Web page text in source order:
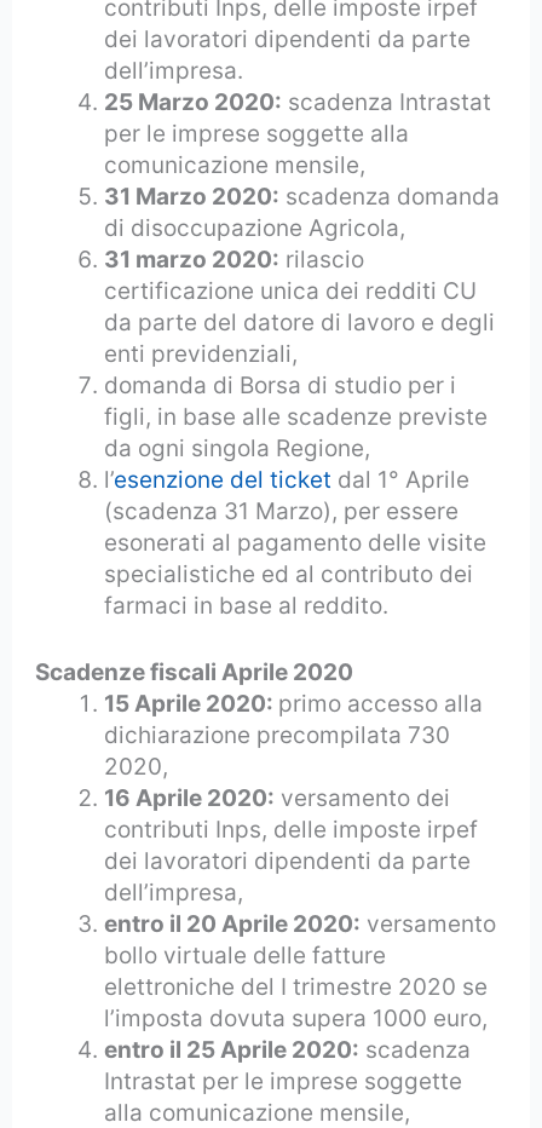
contributi Inps, delle imposte irpef
dei lavoratori dipendenti da parte
dell’impresa.
25 Marzo 2020: scadenza Intrastat
per le imprese soggette alla
comunicazione mensile,
31 Marzo 2020: scadenza domanda
di disoccupazione Agricola,
31 marzo 2020: rilascio
certificazione unica dei redditi CU
da parte del datore di lavoro e degli
enti previdenziali,
domanda di Borsa di studio per i
figli, in base alle scadenze previste
da ogni singola Regione,
l’esenzione del ticket dal 1° Aprile
(scadenza 31 Marzo), per essere
esonerati al pagamento delle visite
specialistiche ed al contributo dei
farmaci in base al reddito.
Scadenze fiscali Aprile 2020
15 Aprile 2020: primo accesso alla
dichiarazione precompilata 730
2020,
16 Aprile 2020: versamento dei
contributi Inps, delle imposte irpef
dei lavoratori dipendenti da parte
dell’impresa,
entro il 20 Aprile 2020: versamento
bollo virtuale delle fatture
elettroniche del I trimestre 2020 se
l’imposta dovuta supera 1000 euro,
entro il 25 Aprile 2020: scadenza
Intrastat per le imprese soggette
alla comunicazione mensile,